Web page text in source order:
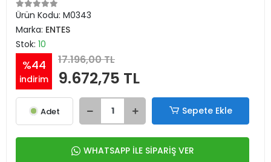
Ürün Kodu: M0343
Marka: ENTES
Stok: 10
%44
indirim
17.196,00 TL
9.672,75 TL
Adet Sepete Ekle
WHATSAPP İLE SİPARİŞ VER